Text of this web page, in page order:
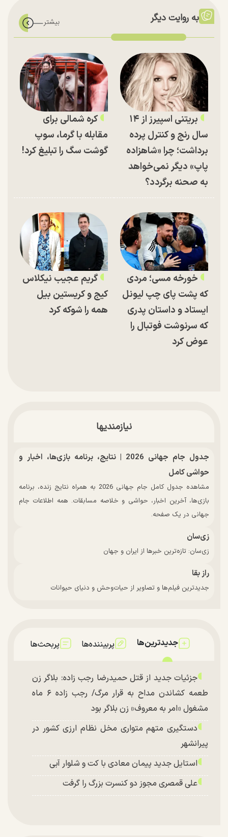
به روایت دیگر
بریتنی اسپیرز از ۱۴
سال رنج و کنترل پرده
برداشت؛ چرا «شاهزاده
پاپ» دیگر نمی‌خواهد
به صحنه برگردد؟
کره شمالی برای
مقابله با گرما، سوپ
گوشت سگ را تبلیغ کرد!
خورخه مسی؛ مردی
که پشت پای چپ لیونل
ایستاد و داستان پدری
که سرنوشت فوتبال را
عوض کرد
گریم عجیب نیکلاس
کیج و کریستین بیل
همه را شوکه کرد
نیازمندیها
جدول جام جهانی 2026 | نتایج، برنامه بازی‌ها، اخبار و
حواشی کامل
مشاهده جدول کامل جام جهانی 2026 به همراه نتایج زنده، برنامه
بازی‌ها، آخرین اخبار، حواشی و خلاصه مسابقات. همه اطلاعات جام
جهانی در یک صفحه.
زی‌سان
زی‌سان: تازه‌ترین خبرها از ایران و جهان
راز بقا
جدیدترین فیلم‌ها و تصاویر از حیات‌وحش و دنیای حیوانات
جدیدترین‌ها پربیننده‌ها پربحث‌ها
جزئیات جدید از قتل حمیدرضا رجب زاده: بلاگر زن
طعمه کشاندن مداح به قرار مرگ/ رجب زاده ۶ ماه
مشغول «امر به معروف» زن بلاگر بود
دستگیری متهم متواری مخل نظام ارزی کشور در
پیرانشهر
استایل جدید پیمان معادی با کت و شلوار آبی
علی قمصری مجوز دو کنسرت بزرگ را گرفت